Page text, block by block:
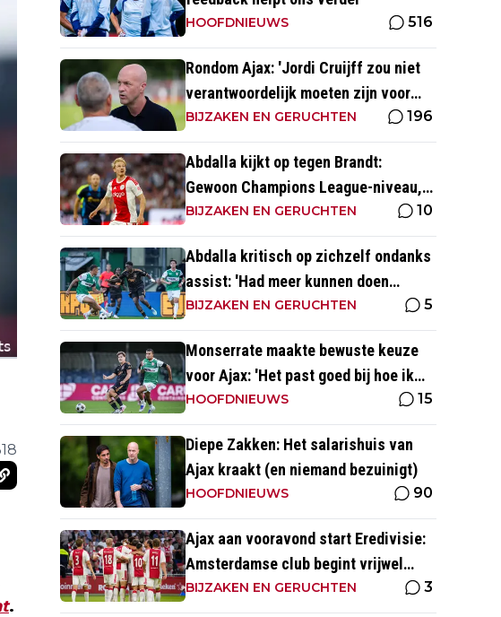
.
HOOFDNIEUWS 516
Rondom Ajax: 'Jordi Cruijff zou niet
verantwoordelijk moeten zijn voor
Ajax Vrouwen'
BIJZAKEN EN GERUCHTEN 196
Abdalla kijkt op tegen Brandt:
Gewoon Champions League-niveau,
dat ga je in wedstrijden ook zien'
BIJZAKEN EN GERUCHTEN 10
Abdalla kritisch op zichzelf ondanks
assist: 'Had meer kunnen doen
dichtbij de goal'
BIJZAKEN EN GERUCHTEN 5
Monserrate maakte bewuste keuze
voor Ajax: 'Het past goed bij hoe ik
naar voetbal kijk’
HOOFDNIEUWS 15
Diepe Zakken: Het salarishuis van
Ajax kraakt (en niemand bezuinigt)
HOOFDNIEUWS 90
Ajax aan vooravond start Eredivisie:
Amsterdamse club begint vrijwel
altijd met zege
BIJZAKEN EN GERUCHTEN 3